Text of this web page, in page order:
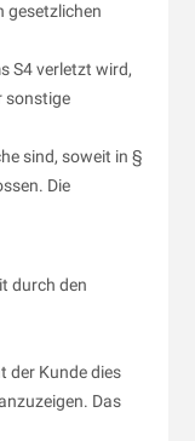
gesetzlichen
S4 verletzt wird,
sonstige
sind, soweit in §
Die
durch den
der Kunde dies
Das